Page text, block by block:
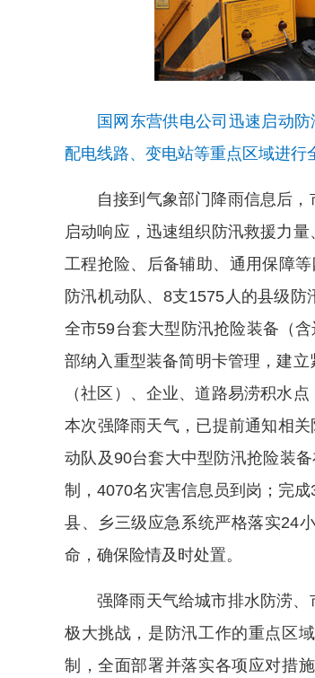
国网东营供电公司迅速启动
配电线路、变电站等重点区域进行
自接到气象部门降雨信息后
启动响应，迅速组织防汛救援力
工程抢险、后备辅助、通用保障
防汛机动队、8支1575人的县级
全市59台套大型防汛抢险装备（
部纳入重型装备简明卡管理，建
（社区）、企业、道路易涝积水
本次强降雨天气，已提前通知相
动队及90台套大中型防汛抢险装
制，4070名灾害信息员到岗；完
县、乡三级应急系统严格落实24
命，确保险情及时处置。
强降雨天气给城市排水防涝
极大挑战，是防汛工作的重点区
制，全面部署并落实各项应对措